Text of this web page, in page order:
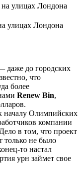
улицах Лондона
даже до городских
что
более
Renew Bin,
началу Олимпийских
компании
в том, что проект
только не было
то настал
урн займет свое